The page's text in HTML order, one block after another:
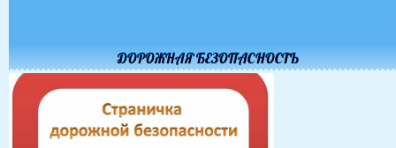
ДОРОЖНАЯ БЕЗОПАСНОСТЬ